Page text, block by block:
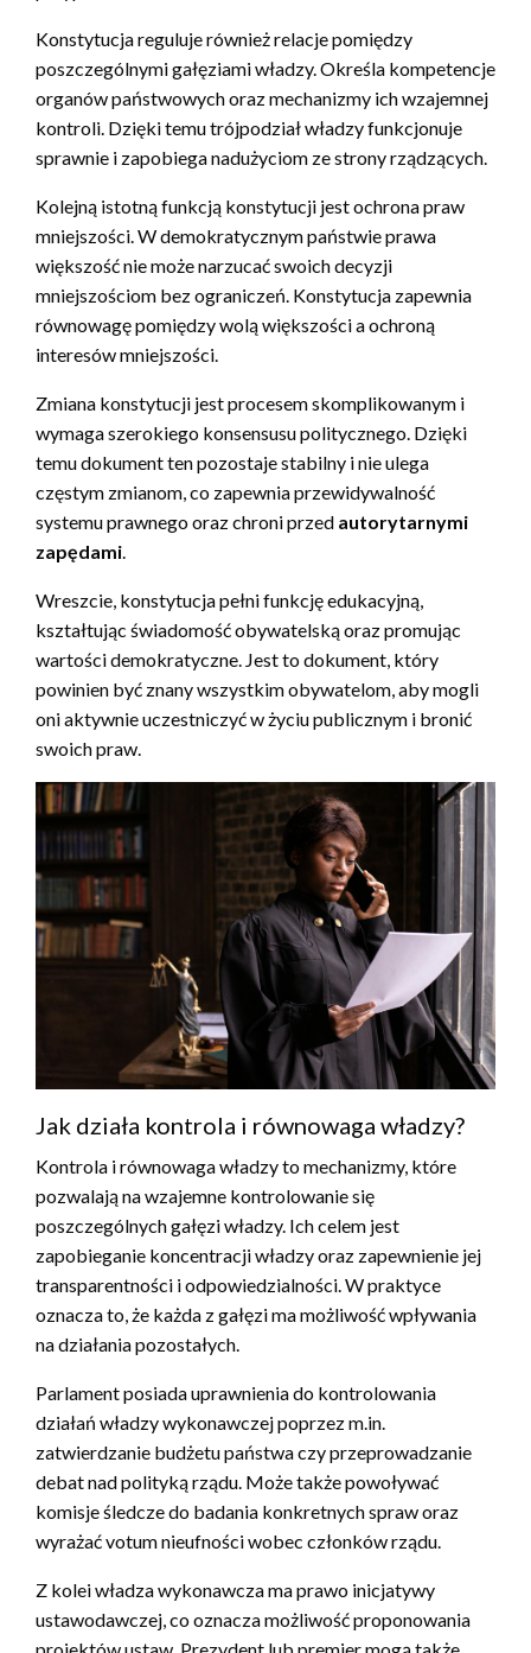
Konstytucja reguluje również relacje pomiędzy
poszczególnymi gałęziami władzy. Określa kompetencje
organów państwowych oraz mechanizmy ich wzajemnej
kontroli. Dzięki temu trójpodział władzy funkcjonuje
sprawnie i zapobiega nadużyciom ze strony rządzących.
Kolejną istotną funkcją konstytucji jest ochrona praw
mniejszości. W demokratycznym państwie prawa
większość nie może narzucać swoich decyzji
mniejszościom bez ograniczeń. Konstytucja zapewnia
równowagę pomiędzy wolą większości a ochroną
interesów mniejszości.
Zmiana konstytucji jest procesem skomplikowanym i
wymaga szerokiego konsensusu politycznego. Dzięki
temu dokument ten pozostaje stabilny i nie ulega
częstym zmianom, co zapewnia przewidywalność
systemu prawnego oraz chroni przed autorytarnymi
zapędami.
Wreszcie, konstytucja pełni funkcję edukacyjną,
kształtując świadomość obywatelską oraz promując
wartości demokratyczne. Jest to dokument, który
powinien być znany wszystkim obywatelom, aby mogli
oni aktywnie uczestniczyć w życiu publicznym i bronić
swoich praw.
Jak działa kontrola i równowaga władzy?
Kontrola i równowaga władzy to mechanizmy, które
pozwalają na wzajemne kontrolowanie się
poszczególnych gałęzi władzy. Ich celem jest
zapobieganie koncentracji władzy oraz zapewnienie jej
transparentności i odpowiedzialności. W praktyce
oznacza to, że każda z gałęzi ma możliwość wpływania
na działania pozostałych.
Parlament posiada uprawnienia do kontrolowania
działań władzy wykonawczej poprzez m.in.
zatwierdzanie budżetu państwa czy przeprowadzanie
debat nad polityką rządu. Może także powoływać
komisje śledcze do badania konkretnych spraw oraz
wyrażać votum nieufności wobec członków rządu.
Z kolei władza wykonawcza ma prawo inicjatywy
ustawodawczej, co oznacza możliwość proponowania
projektów ustaw. Prezydent lub premier mogą także